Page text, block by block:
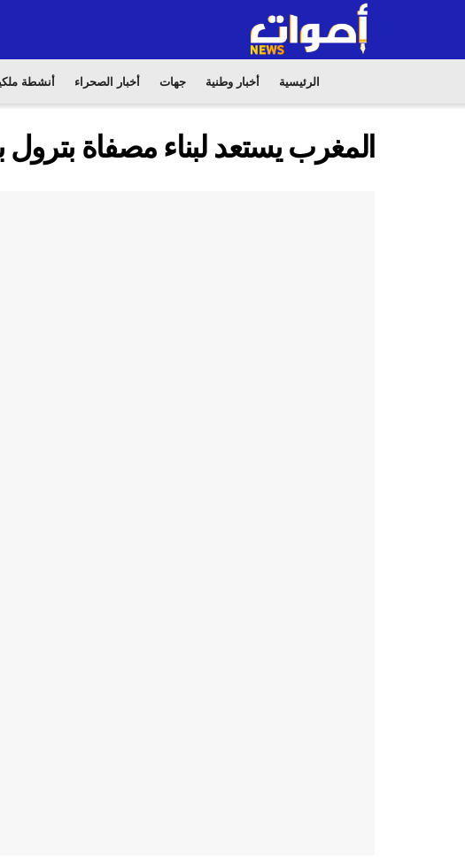
الرئيسية أخبار وطنية جهات أخبار الصحراء أنشطة
المغرب يستعد لبناء مصفاة